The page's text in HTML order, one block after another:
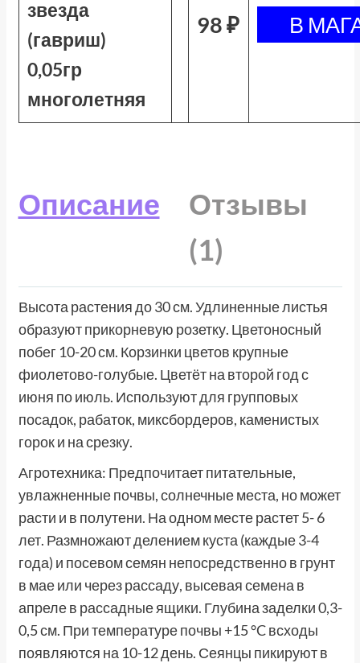
звезда
(гавриш)
0,05гр
многолетняя
98 ₽
Описание
Отзывы
(1)
Высота растения до 30 см. Удлиненные листья
образуют прикорневую розетку. Цветоносный
побег 10-20 см. Корзинки цветов крупные
фиолетово-голубые. Цветёт на второй год с
июня по июль. Используют для групповых
посадок, рабаток, миксбордеров, каменистых
горок и на срезку.
Агротехника: Предпочитает питательные,
увлажненные почвы, солнечные места, но может
расти и в полутени. На одном месте растет 5- 6
лет. Размножают делением куста (каждые 3-4
года) и посевом семян непосредственно в грунт
в мае или через рассаду, высевая семена в
апреле в рассадные ящики. Глубина заделки 0,3-
0,5 см. При температуре почвы +15 °C всходы
появляются на 10-12 день. Сеянцы пикируют в